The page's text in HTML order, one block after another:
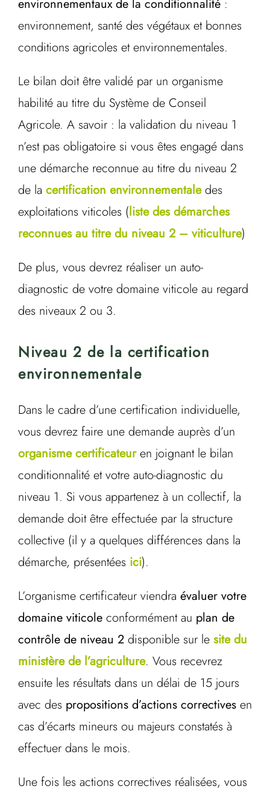
environnementaux de la conditionnalité :
environnement, santé des végétaux et bonnes
conditions agricoles et environnementales.
Le bilan doit être validé par un organisme
habilité au titre du Système de Conseil
Agricole. A savoir : la validation du niveau 1
n’est pas obligatoire si vous êtes engagé dans
une démarche reconnue au titre du niveau 2
de la certification environnementaledes
exploitations viticoles (liste des démarches
reconnues au titre du niveau 2 – viticulture)
De plus, vous devrez réaliser un auto-
diagnostic de votre domaine viticole au regard
des niveaux 2 ou 3.
Niveau 2 de la certification
environnementale
Dans le cadre d’une certification individuelle,
vous devrez faire une demande auprès d’un
organisme certificateuren joignant le bilan
conditionnalité et votre auto-diagnostic du
niveau 1. Si vous appartenez à un collectif, la
demande doit être effectuée par la structure
collective (il y a quelques différences dans la
démarche, présentées ici).
L’organisme certificateur viendra évaluer votre
domaine viticole conformément au plan de
contrôle de niveau 2 disponible sur le site du
ministère de l’agriculture. Vous recevrez
ensuite les résultats dans un délai de 15 jours
avec des propositions d’actions correctives en
cas d’écarts mineurs ou majeurs constatés à
effectuer dans le mois.
Une fois les actions correctives réalisées, vous